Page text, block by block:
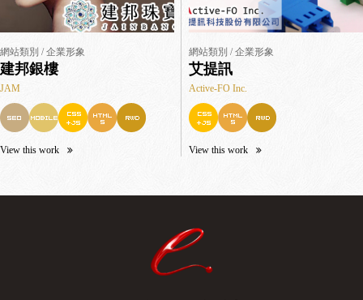
網站類別 / 企業形象
建邦銀樓
JAM
View this work
網站類別 / 企業形象
艾提訊
Active-FO Inc.
View this work